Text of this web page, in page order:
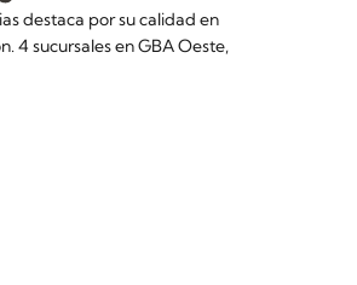
destaca por su calidad en
4 sucursales en GBA Oeste,